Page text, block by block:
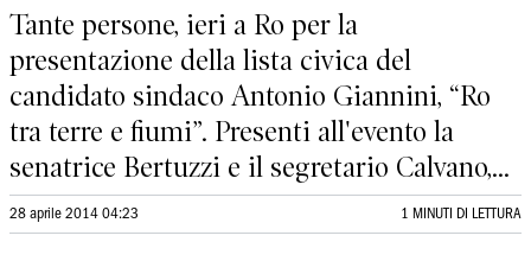
Tante persone, ieri a Ro per la
presentazione della lista civica del
candidato sindaco Antonio Giannini, “Ro
tra terre e fiumi”. Presenti all'evento la
senatrice Bertuzzi e il segretario Calvano,...
28 aprile 2014 04:23 1 MINUTI DI LETTURA